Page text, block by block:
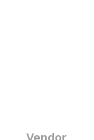
Vendor